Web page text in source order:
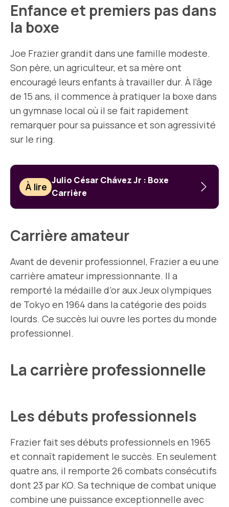
Enfance et premiers pas dans
la boxe
Joe Frazier grandit dans une famille modeste.
Son père, un agriculteur, et sa mère ont
encouragé leurs enfants à travailler dur. À l’âge
de 15 ans, il commence à pratiquer la boxe dans
un gymnase local où il se fait rapidement
remarquer pour sa puissance et son agressivité
sur le ring.
À lire
Julio César Chávez Jr : Boxe
Carrière
Carrière amateur
Avant de devenir professionnel, Frazier a eu une
carrière amateur impressionnante. Il a
remporté la médaille d’or aux Jeux olympiques
de Tokyo en 1964 dans la catégorie des poids
lourds. Ce succès lui ouvre les portes du monde
professionnel.
La carrière professionnelle
Les débuts professionnels
Frazier fait ses débuts professionnels en 1965
et connaît rapidement le succès. En seulement
quatre ans, il remporte 26 combats consécutifs
dont 23 par KO. Sa technique de combat unique
combine une puissance exceptionnelle avec